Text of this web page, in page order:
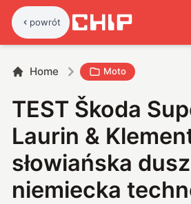
powrót
Home Moto
TEST Škoda
Laurin &
słowiańska
niemiecka